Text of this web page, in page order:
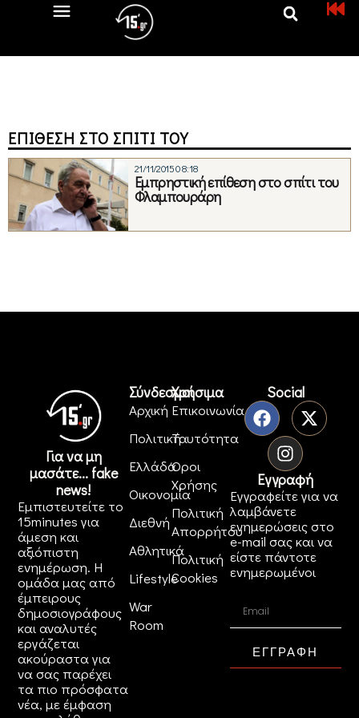
ΕΠΊΘΕΣΗ ΣΤΟ ΣΠΊΤΙ ΤΟΥ
21/11/2015 08:18
Εμπρηστική επίθεση στο σπίτι του
Φλαμπουράρη
Για να μη
μασάτε... fake
news!
Εμπιστευτείτε το
15minutes για
άμεση και
αξιόπιστη
ενημέρωση. Η
ομάδα μας από
έμπειρους
δημοσιογράφους
και αναλυτές
εργάζεται
ακούραστα για
να σας παρέχει
τα πιο πρόσφατα
νέα, με έμφαση
Σύνδεσμοι
Αρχική
Πολιτική
Ελλάδα
Οικονομία
Διεθνή
Αθλητικά
Lifestyle
War
Room
Χρήσιμα
Επικοινωνία
Ταυτότητα
Όροι
Χρήσης
Πολιτική
Απορρήτου
Πολιτική
Cookies
Social
Εγγραφή
Εγγραφείτε για να
λαμβάνετε
ενημερώσεις στο
e-mail σας και να
είστε πάντοτε
ενημερωμένοι
ΕΓΓΡΑΦΗ